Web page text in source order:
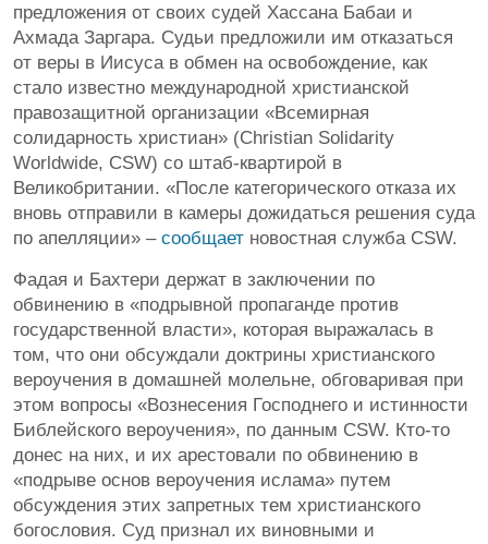
предложения от своих судей Хассана Бабаи и
Ахмада Заргара. Судьи предложили им отказаться
от веры в Иисуса в обмен на освобождение, как
стало известно международной христианской
правозащитной организации «Всемирная
солидарность христиан» (Christian Solidarity
Worldwide, CSW) со штаб-квартирой в
Великобритании. «После категорического отказа их
вновь отправили в камеры дожидаться решения суда
по апелляции» – сообщает новостная служба CSW.
Фадая и Бахтери держат в заключении по
обвинению в «подрывной пропаганде против
государственной власти», которая выражалась в
том, что они обсуждали доктрины христианского
вероучения в домашней молельне, обговаривая при
этом вопросы «Вознесения Господнего и истинности
Библейского вероучения», по данным CSW. Кто-то
донес на них, и их арестовали по обвинению в
«подрыве основ вероучения ислама» путем
обсуждения этих запретных тем христианского
богословия. Суд признал их виновными и